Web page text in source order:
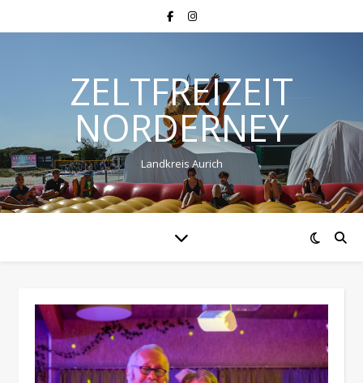
ZELTFREIZEIT
NORDERNEY
Landkreis Aurich